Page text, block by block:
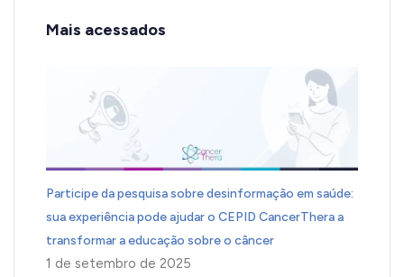
Mais acessados
Participe da pesquisa sobre desinformação em saúde:
sua experiência pode ajudar o CEPID CancerThera a
transformar a educação sobre o câncer
1 de setembro de 2025